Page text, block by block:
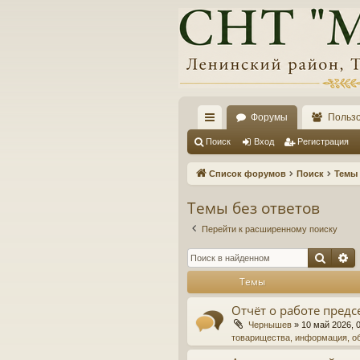
с
ы
и
Форумы
Поиск Вход Регистрация
Список форумов Поиск Темы
Темы без ответов
Перейти к расширенному поиску
Поиск
Темы
Отчёт о работе
Чернышев » 10 май 2026,
товарищества, информация,